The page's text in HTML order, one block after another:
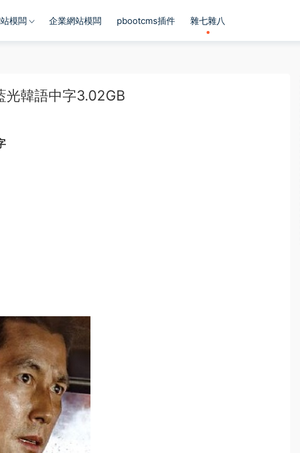
模闆 企業網站模闆 pbootcms插件 雜七雜八
光韓語中字3.02GB